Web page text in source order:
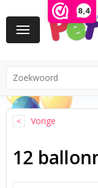
8,4
Toggle
navigation
Vorige
12